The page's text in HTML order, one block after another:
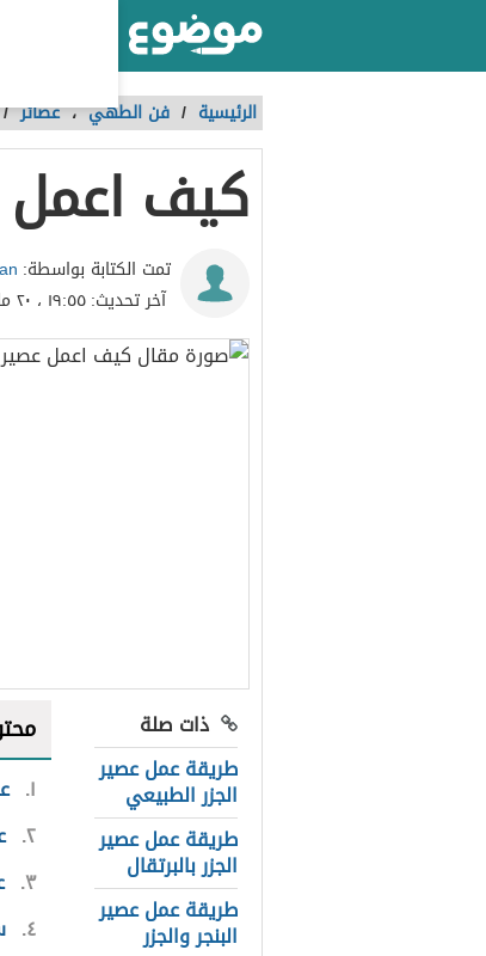
الرئيسية / فن الطهي،عصائر
كيف اعمل
تمت الكتابة بواسطة:
آخر تحديث:١٩:٥٥ ، ٢٠ مايو ٢٠٢٠
ذات صلة
طريقة عمل عصير
الجزر الطبيعي
طريقة عمل عصير
الجزر بالبرتقال
طريقة عمل عصير
البنجر والجزر
١
٢
٣
٤